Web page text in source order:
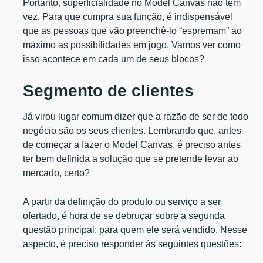
Portanto, superficialidade no Model Canvas não tem
vez. Para que cumpra sua função, é indispensável
que as pessoas que vão preenchê-lo “espremam” ao
máximo as possibilidades em jogo. Vamos ver como
isso acontece em cada um de seus blocos?
Segmento de clientes
Já virou lugar comum dizer que a razão de ser de todo
negócio são os seus clientes. Lembrando que, antes
de começar a fazer o Model Canvas, é preciso antes
ter bem definida a solução que se pretende levar ao
mercado, certo?
A partir da definição do produto ou serviço a ser
ofertado, é hora de se debruçar sobre a segunda
questão principal: para quem ele será vendido. Nesse
aspecto, é preciso responder às seguintes questões: